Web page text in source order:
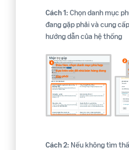
Cách 1: Chọn danh mục
đang gặp phải và cung
hướng dẫn của hệ thống
Cách 2: Nếu không tìm